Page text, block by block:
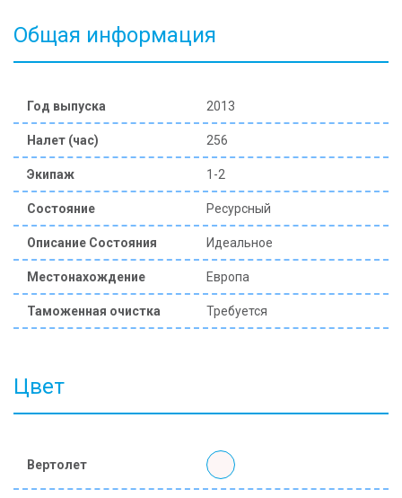
Общая информация
Год выпуска 2013
Налет (час) 256
Экипаж 1-2
Состояние Ресурсный
Описание Состояния Идеальное
Местонахождение Европа
Таможенная очистка Требуется
Цвет
Вертолет